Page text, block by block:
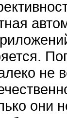
не
они